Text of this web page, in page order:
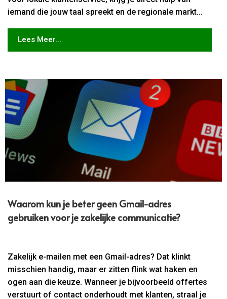
iemand die jouw taal spreekt en de regionale markt...
Lees Meer...
Waarom kun je beter geen Gmail-adres
gebruiken voor je zakelijke communicatie?
Zakelijk e-mailen met een Gmail-adres? Dat klinkt
misschien handig, maar er zitten flink wat haken en
ogen aan die keuze. Wanneer je bijvoorbeeld offertes
verstuurt of contact onderhoudt met klanten, straal je